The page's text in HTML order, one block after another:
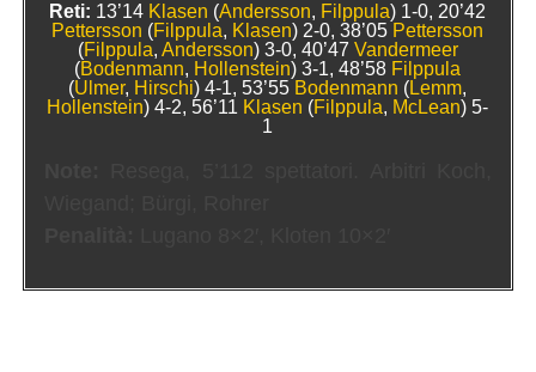
Reti: 13’14 Klasen (Andersson, Filppula) 1-0, 20’42
Pettersson (Filppula, Klasen) 2-0, 38’05 Pettersson
(Filppula, Andersson) 3-0, 40’47 Vandermeer
(Bodenmann, Hollenstein) 3-1, 48’58 Filppula
(Ulmer, Hirschi) 4-1, 53’55 Bodenmann (Lemm,
Hollenstein) 4-2, 56’11 Klasen (Filppula, McLean) 5-
1